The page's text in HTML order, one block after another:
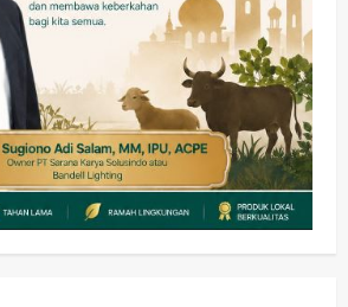
Olahraga
Adu Taktik di Atas Rumput Sintetis:
PWI dan Sapma PP Sidoarjo
Memanaskan Mesin Menuju Piala
Soccer
wartanusa 5 Agustus 2026
Ekonomi Hiburan Pemerintahan
HOT NEWS: Ribuan Warga Wage
Tumplek Blek di Bazar Rakyat Jalan
Jambu, Borong Kuliner UMKM Sambil
Nonton Jaranan!